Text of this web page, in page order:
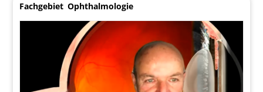
Fachgebiet Ophthalmologie